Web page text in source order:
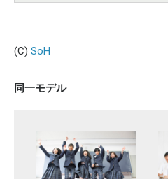
(C) SoH
同一モデル